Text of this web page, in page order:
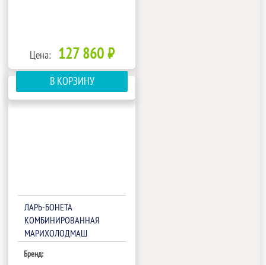
Цена: 127 860 ₽
В КОРЗИНУ
ЛАРЬ-БОНЕТА
КОМБИНИРОВАННАЯ
МАРИХОЛОДМАШ
Бренд: